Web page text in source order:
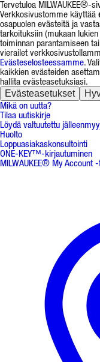
Tervetuloa MILWAUKEE®-
Verkkosivustomme käyttää
osapuolen evästeitä ja
tarkoituksiin (mukaan
toiminnan parantamiseen
vierailet
Evästeselosteessamme.
kaikkien evästeiden
hallita evästeasetuksiasi.
Evästeasetukset
Mikä on uutta?
Tilaa uutiskirje
Löydä valtuutettu
Huolto
Loppuasiakaskonsultointi
ONE-KEY™-kirjautuminen
MILWAUKEE® My Account